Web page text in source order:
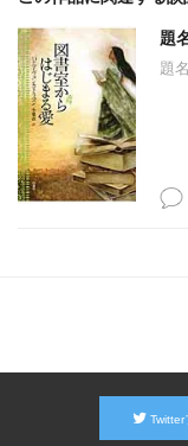
題
題
Twitter